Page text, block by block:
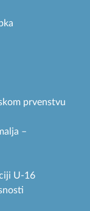
prvenstvu
–
U-16